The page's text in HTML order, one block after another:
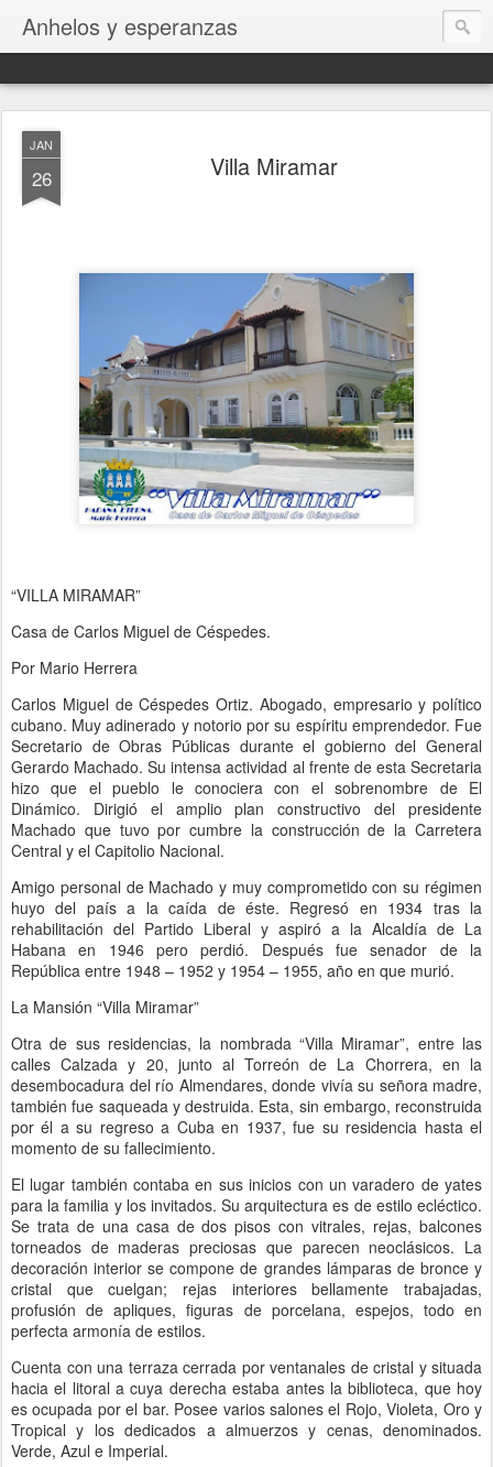
Anhelos y esperanzas
JAN
26 Villa Miramar
“VILLA MIRAMAR”
Casa de Carlos Miguel de Céspedes.
Por Mario Herrera
Carlos Miguel de Céspedes Ortiz. Abogado, empresario y político
cubano. Muy adinerado y notorio por su espíritu emprendedor. Fue
Secretario de Obras Públicas durante el gobierno del General
Gerardo Machado. Su intensa actividad al frente de esta Secretaria
hizo que el pueblo le conociera con el sobrenombre de El
Dinámico. Dirigió el amplio plan constructivo del presidente
Machado que tuvo por cumbre la construcción de la Carretera
Central y el Capitolio Nacional.
Amigo personal de Machado y muy comprometido con su régimen
huyo del país a la caída de éste. Regresó en 1934 tras la
rehabilitación del Partido Liberal y aspiró a la Alcaldía de La
Habana en 1946 pero perdió. Después fue senador de la
República entre 1948 – 1952 y 1954 – 1955, año en que murió.
La Mansión “Villa Miramar”
Otra de sus residencias, la nombrada “Villa Miramar”, entre las
calles Calzada y 20, junto al Torreón de La Chorrera, en la
desembocadura del río Almendares, donde vivía su señora madre,
también fue saqueada y destruida. Esta, sin embargo, reconstruida
por él a su regreso a Cuba en 1937, fue su residencia hasta el
momento de su fallecimiento.
El lugar también contaba en sus inicios con un varadero de yates
para la familia y los invitados. Su arquitectura es de estilo ecléctico.
Se trata de una casa de dos pisos con vitrales, rejas, balcones
torneados de maderas preciosas que parecen neoclásicos. La
decoración interior se compone de grandes lámparas de bronce y
cristal que cuelgan; rejas interiores bellamente trabajadas,
profusión de apliques, figuras de porcelana, espejos, todo en
perfecta armonía de estilos.
Cuenta con una terraza cerrada por ventanales de cristal y situada
hacia el litoral a cuya derecha estaba antes la biblioteca, que hoy
es ocupada por el bar. Posee varios salones el Rojo, Violeta, Oro y
Tropical y los dedicados a almuerzos y cenas, denominados.
Verde, Azul e Imperial.